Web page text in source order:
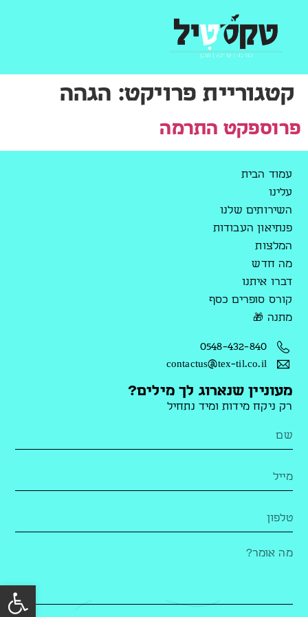
קטגוריית פרויקט: הגהה
פרוספקט התרמה
עמוד הבית
עלינו
השירותים שלנו
פנתיאון העבודות
המלצות
מה חדש
דברו איתנו
קורס סופרים כסף
מתנה 🎁
0548-432-840
contactus@tex-til.co.il
מעוניין שנארוג לך מילים?
רק ניקח מידות ומיד נתחיל
פתח